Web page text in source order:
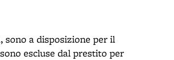
sono a disposizione per il
escluse dal prestito per